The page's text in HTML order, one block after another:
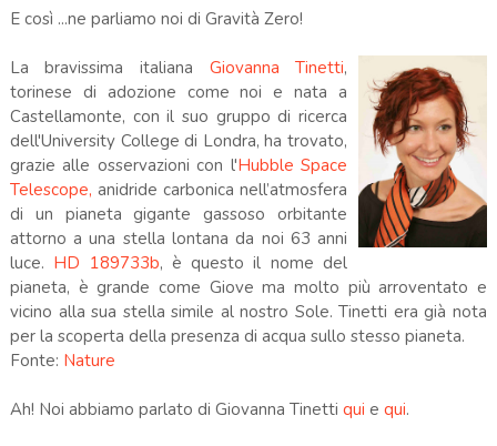
E così ...ne parliamo noi di Gravità Zero!
La bravissima italiana Giovanna Tinetti,
torinese di adozione come noi e nata a
Castellamonte, con il suo gruppo di ricerca
dell'University College di Londra, ha trovato,
grazie alle osservazioni con l'Hubble Space
Telescope, anidride carbonica nell’atmosfera
di un pianeta gigante gassoso orbitante
attorno a una stella lontana da noi 63 anni
luce. HD 189733b, è questo il nome del
pianeta, è grande come Giove ma molto più arroventato e
vicino alla sua stella simile al nostro Sole. Tinetti era già nota
per la scoperta della presenza di acqua sullo stesso pianeta.
Fonte: Nature
Ah! Noi abbiamo parlato di Giovanna Tinetti qui e qui.